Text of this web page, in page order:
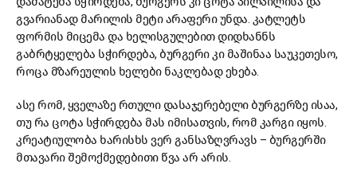
გვარიანად მარილის მეტი არაფერი უნდა. კატლეტს
ფორმის მიცემა და ხელისგულებით დიდხანნს
გაბრტყელება სჭირდება, ბურგერი კი მაშინაა საუკეთესო,
როცა მზარეულის ხელები ნაკლებად ეხება.
ასე რომ, ყველაზე რთული დასაჯერებელი ბურგერზე ისაა,
თუ რა ცოტა სჭირდება მას იმისათვის, რომ კარგი იყოს.
კრეატიულობა ხარისხს ვერ განსაზღვრავს – ბურგერში
მთავარი შემოქმედებითი წვა არ არის.